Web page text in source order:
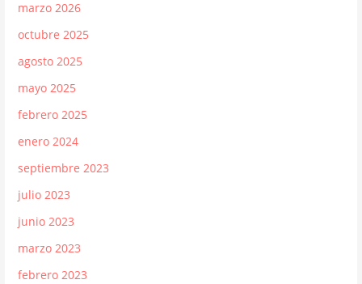
marzo 2026
octubre 2025
agosto 2025
mayo 2025
febrero 2025
enero 2024
septiembre 2023
julio 2023
junio 2023
marzo 2023
febrero 2023